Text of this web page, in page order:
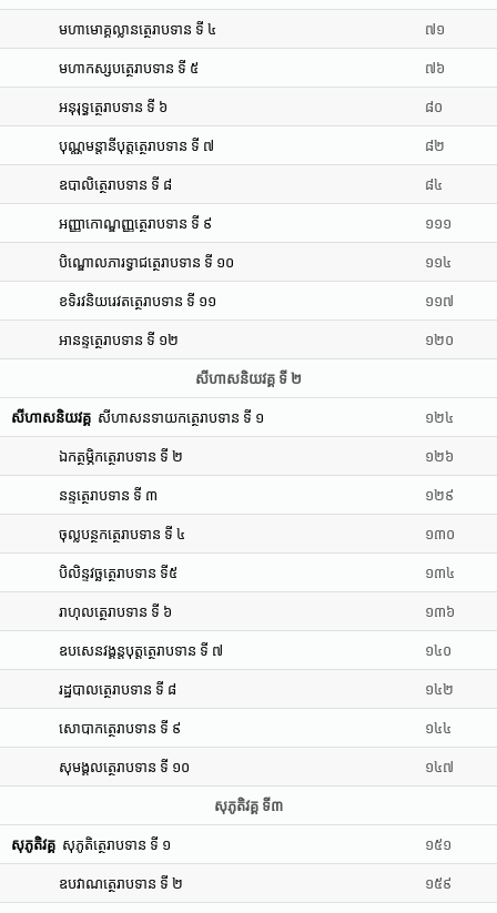
មហាមោគ្គល្លានត្ថេរាបទាន ទី ៤ ៧១
មហាកស្សបត្ថេរាបទាន ទី ៥ ៧៦
អនុរុទ្ធត្ថេរាបទាន ទី ៦ ៨០
បុណ្ណមន្តានីបុត្តត្ថេរាបទាន ទី ៧ ៨២
ឧបាលិត្ថេរាបទាន ទី ៨ ៨៤
អញ្ញាកោណ្ឌញ្ញត្ថេរាបទាន ទី ៩ ១១១
បិណ្ឌោលភារទ្វាជត្ថេរាបទាន ទី ១០ ១១៤
ខទិរវនិយរេវតត្ថេរាបទាន ទី ១១ ១១៧
អានន្ទត្ថេរាបទាន ទី ១២ ១២០
សីហាសនិយវគ្គ ទី ២
សីហាសនិយវគ្គ សីហាសនទាយកត្ថេរាបទាន ទី ១ ១២៤
ឯកត្ថម្ភិកត្ថេរាបទាន ទី ២ ១២៦
នន្ទត្ថេរាបទាន ទី ៣ ១២៩
ចុល្លបន្ថកត្ថេរាបទាន ទី ៤ ១៣០
បិលិន្ទវច្ឆត្ថេរាបទាន ទី៥ ១៣៤
រាហុលត្ថេរាបទាន ទី ៦ ១៣៦
ឧបសេនវង្គន្តបុត្តត្ថេរាបទាន ទី ៧ ១៤០
រដ្ឋបាលត្ថេរាបទាន ទី ៨ ១៤២
សោបាកត្ថេរាបទាន ទី ៩ ១៤៤
សុមង្គលត្ថេរាបទាន ទី ១០ ១៤៧
សុភូតិវគ្គ ទី៣
សុភូតិវគ្គ សុភូតិត្ថេរាបទាន ទី ១ ១៥១
ឧបវាណត្ថេរាបទាន ទី ២ ១៥៩